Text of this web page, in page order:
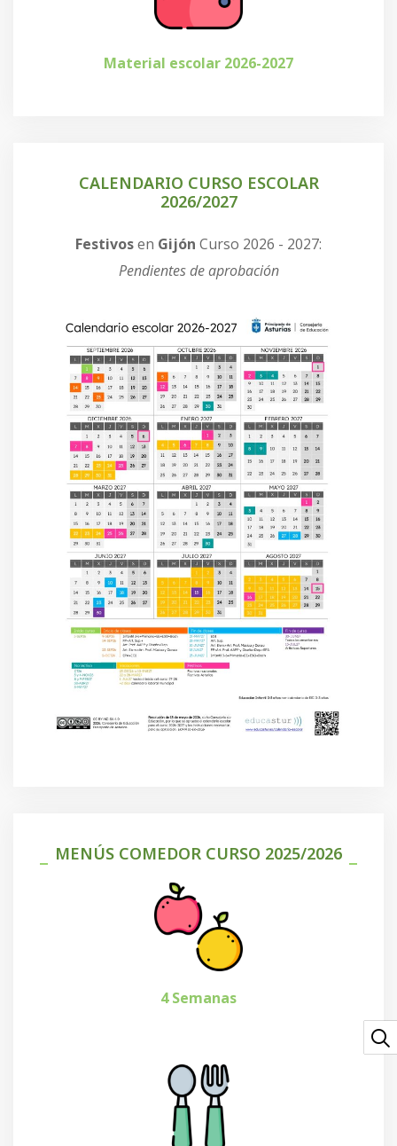
Material escolar 2026-2027
CALENDARIO CURSO ESCOLAR
2026/2027
Festivosen Gijón Curso 2026 - 2027:
Pendientes de aprobación
MENÚS COMEDOR CURSO 2025/2026
4 Semanas